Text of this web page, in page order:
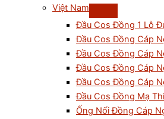
Việt Nam
Đầu Cos Đồng 1 Lỗ
Đầu Cos Đồng Cáp
Đầu Cos Đồng Cáp
Đầu Cos Đồng Cáp
Đầu Cos Đồng Cáp
Đầu Cos Đồng Mạ
Ống Nối Đồng Cáp